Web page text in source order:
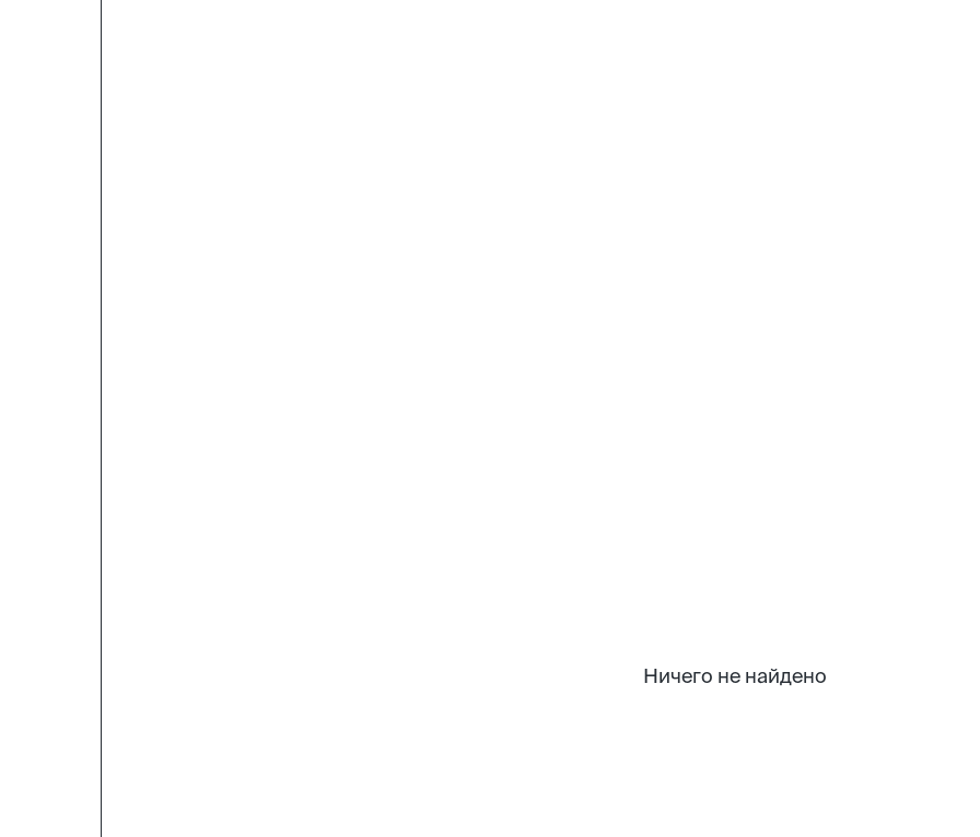
Ничего не найдено